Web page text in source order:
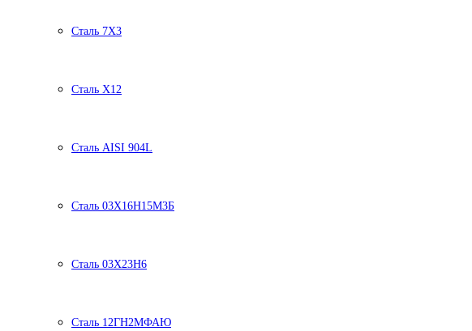
Сталь 7Х3
Сталь Х12
Сталь AISI 904L
Сталь 03Х16Н15М3Б
Сталь 03Х23Н6
Сталь 12ГН2МФАЮ